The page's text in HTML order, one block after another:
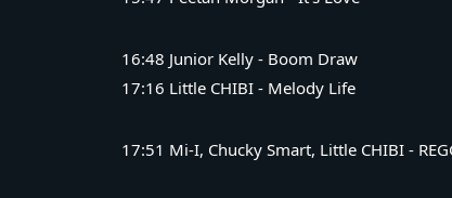
16:48 Junior Kelly - Boom Draw
17:16 Little CHIBI - Melody Life
17:51 Mi-I, Chucky Smart, Little CHIBI -